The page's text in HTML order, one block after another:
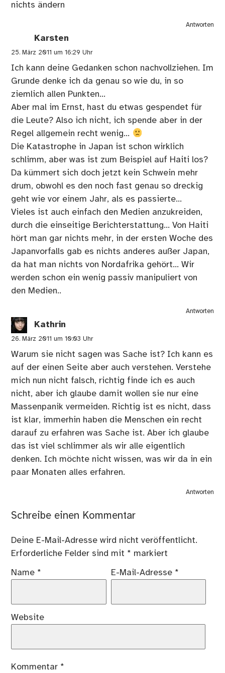
nichts ändern
Antworten
Karsten
25. März 2011 um 16:29 Uhr
Ich kann deine Gedanken schon nachvollziehen. Im
Grunde denke ich da genau so wie du, in so
ziemlich allen Punkten…
Aber mal im Ernst, hast du etwas gespendet für
die Leute? Also ich nicht, ich spende aber in der
Regel allgemein recht wenig…
Die Katastrophe in Japan ist schon wirklich
schlimm, aber was ist zum Beispiel auf Haiti los?
Da kümmert sich doch jetzt kein Schwein mehr
drum, obwohl es den noch fast genau so dreckig
geht wie vor einem Jahr, als es passierte…
Vieles ist auch einfach den Medien anzukreiden,
durch die einseitige Berichterstattung… Von Haiti
hört man gar nichts mehr, in der ersten Woche des
Japanvorfalls gab es nichts anderes außer Japan,
da hat man nichts von Nordafrika gehört… Wir
werden schon ein wenig passiv manipuliert von
den Medien..
Antworten
Kathrin
26. März 2011 um 10:03 Uhr
Warum sie nicht sagen was Sache ist? Ich kann es
auf der einen Seite aber auch verstehen. Verstehe
mich nun nicht falsch, richtig finde ich es auch
nicht, aber ich glaube damit wollen sie nur eine
Massenpanik vermeiden. Richtig ist es nicht, dass
ist klar, immerhin haben die Menschen ein recht
darauf zu erfahren was Sache ist. Aber ich glaube
das ist viel schlimmer als wir alle eigentlich
denken. Ich möchte nicht wissen, was wir da in ein
paar Monaten alles erfahren.
Antworten
Schreibe einen Kommentar
Deine E-Mail-Adresse wird nicht veröffentlicht.
Erforderliche Felder sind mit * markiert
Name * E-Mail-Adresse *
Website
Kommentar *